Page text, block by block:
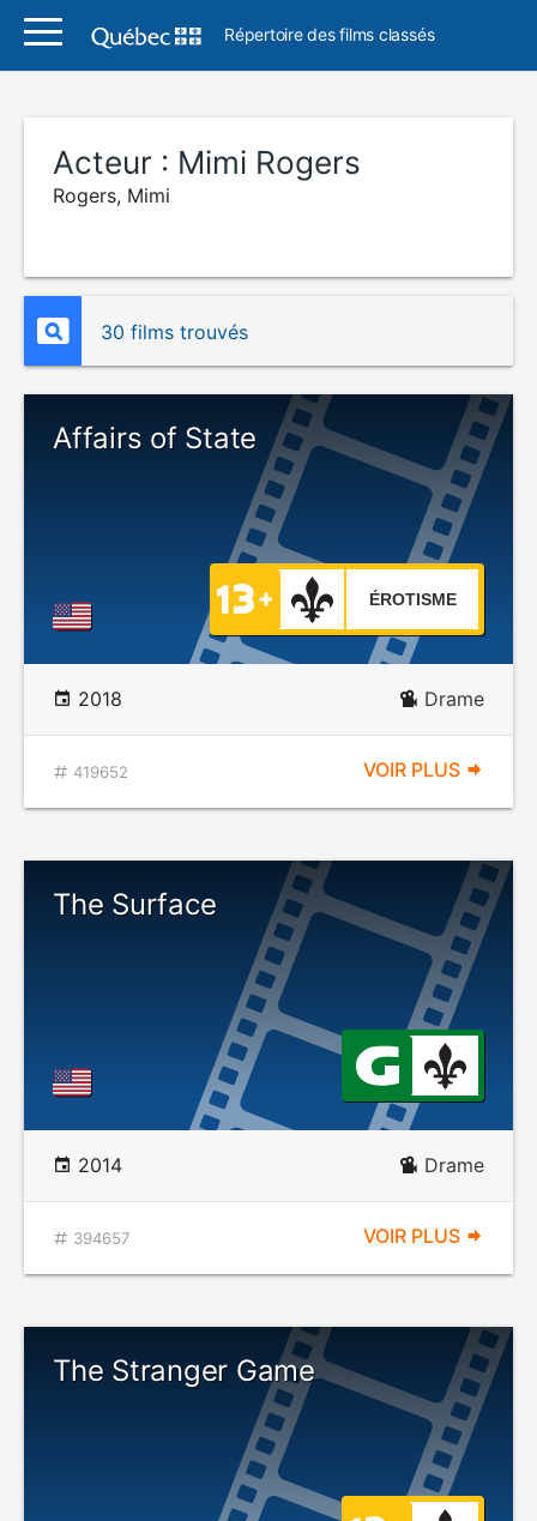
Répertoire des films classés
Acteur : Mimi Rogers
Rogers, Mimi
30 films trouvés
Affairs of State
ÉROTISME
2018 Drame
419652 VOIR PLUS
The Surface
2014 Drame
394657 VOIR PLUS
The Stranger Game